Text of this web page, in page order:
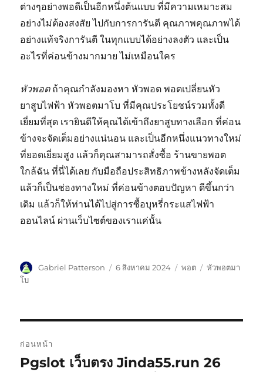
ต่างๆอย่างพอดีเป็นอีกหนึ่งต้นแบบ ที่มีความเหมาะสม
อย่างไม่ต้องสงสัย ไปกับการการันตี คุณภาพคุณภาพได้
อย่างแท้จริงการันตี ในทุกแบบได้อย่างลงตัว และเป็น
อะไรที่ค่อนข้างมากมาย ไม่เหมือนใคร
หัวพอตถ้าคุณกำลังมองหา หัวพอต พอตเปลี่ยนหัว
ยาสูบไฟฟ้า หัวพอตมาโบ ที่มีคุณประโยชน์รวมทั้งดี
เยี่ยมที่สุด เรายินดีให้คุณได้เข้าถึงยาสูบทางเลือก ที่ค่อน
ข้างจะจัดเต็มอย่างแน่นอน และเป็นอีกหนึ่งแนวทางใหม่
ที่ยอดเยี่ยมสูง แล้วก็คุณสามารถสั่งซื้อ ร้านขายพอต
ใกล้ฉัน ที่นี่ได้เลย กับมือถือประสิทธิภาพข้างหลังจัดเต็ม
แล้วก็เป็นช่องทางใหม่ ที่ค่อนข้างตอบปัญหา ดีขึ้นกว่า
เดิม แล้วก็ให้ท่านได้ไปสู่การซื้อบุหรี่กระแสไฟฟ้า
ออนไลน์ ผ่านเว็บไซต์ของเราแค่นั้น
ผู้Gabriel Patterson
เขียน
6 สิงหาคม 2024
หมวด
พอต
ป้าย
หัวพอตมา
โบ
เรื่อง
ก่อนหน้า
เรื่อง
Pgslot เว็บตรง Jinda55.run 26